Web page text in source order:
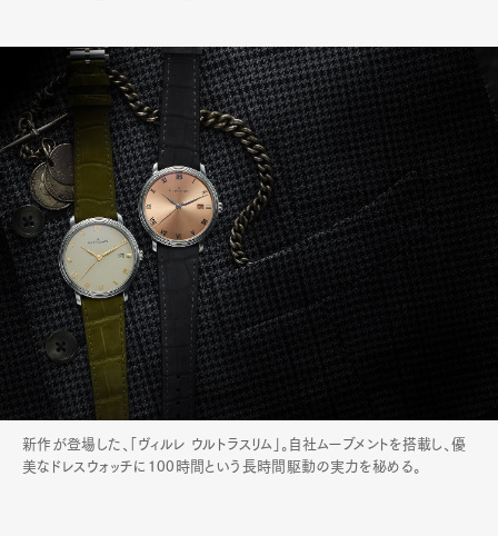
新作が登場した、「ヴィルレ ウルトラスリム」。自社ムーブメントを搭載し、優
美なドレスウォッチに100時間という長時間駆動の実力を秘める。